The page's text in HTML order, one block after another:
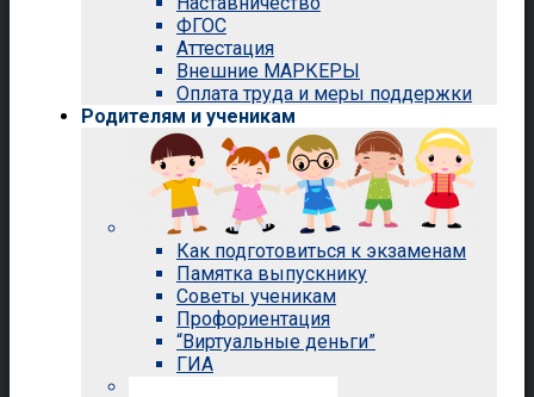
ФГОС
Аттестация
Внешние МАРКЕРЫ
Оплата труда и меры поддержки
Родителям и ученикам
Как подготовиться к экзаменам
Памятка выпускнику
Советы ученикам
Профориентация
“Виртуальные деньги”
ГИА